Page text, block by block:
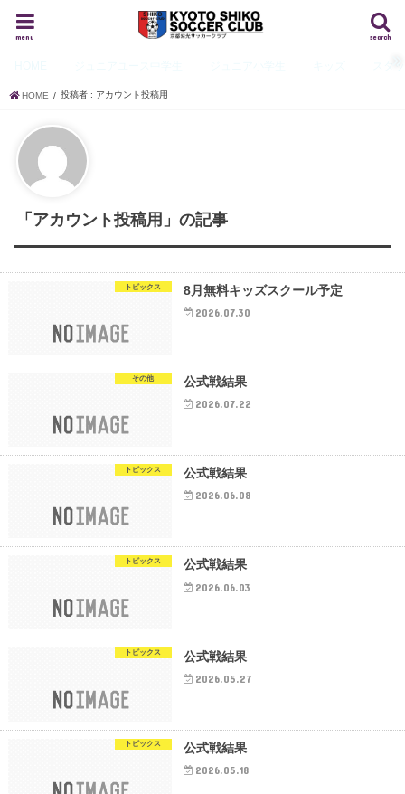
search
menu
HOME 投稿者 : アカウント投稿用
「アカウント投稿用」の記事
トピックス 8月無料キッズスクール予定
2026.07.30
その他 公式戦結果
2026.07.22
トピックス 公式戦結果
2026.06.08
トピックス 公式戦結果
2026.06.03
トピックス 公式戦結果
2026.05.27
トピックス 公式戦結果
2026.05.18